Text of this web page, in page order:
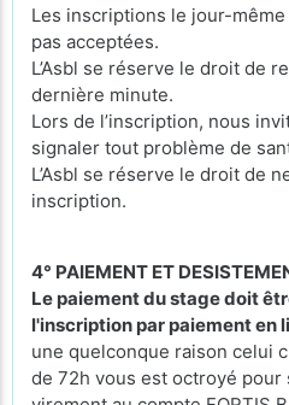
Les inscriptions le jour-
pas acceptées.
L’Asbl se réserve le droit de
dernière minute.
Lors de l’inscription, nous
signaler tout problème de
L’Asbl se réserve le droit de
inscription.
4° PAIEMENT ET
Le paiement du stage doit
l'inscription par paiement en
une quelconque raison celui
de 72h vous est octroyé pour